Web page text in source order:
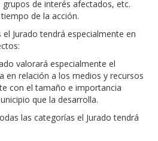
de interés afectados, etc.
de la acción.
Jurado tendrá especialmente en
valorará especialmente el
en relación a los medios y recursos
con el tamaño e importancia
que la desarrolla.
las categorías el Jurado tendrá